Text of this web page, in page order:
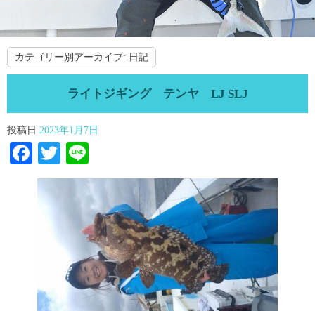
カテゴリー別アーカイブ: 日記
ライトジギング テンヤ LJ SLJ
投稿日 2023年1月7日
Facebook
Twitter